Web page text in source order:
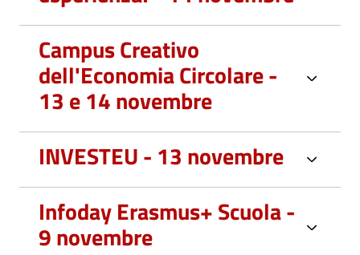
Campus Creativo
dell'Economia Circolare -
13 e 14 novembre
INVESTEU - 13 novembre
Infoday Erasmus+ Scuola -
9 novembre